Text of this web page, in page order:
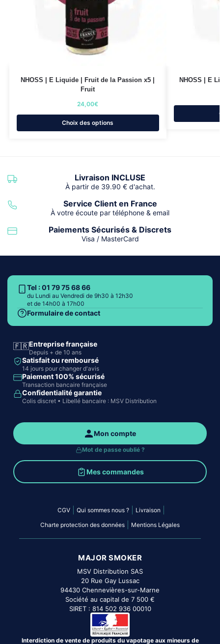
NHOSS | E Liquide | Fruit de la Passion x5 |
Fruit
24,00€
Choix des options
NHOSS | E
Livraison INCLUSE
À partir de 39.90 € d'achat.
Service Client en France
À votre écoute par téléphone & email
Paiements Sécurisés & Discrets
Visa / MasterCard
Tel : 01 79 75 68 66
du Lundi au Vendredi de 9h30 à 12h30
et de 14h00 à 17h00
Formulaire de contact
🇫🇷Entreprise française
Depuis + de 10 ans
Satisfait ou remboursé
14 jours pour changer d'avis
Paiement 100% sécurisé
Transaction bancaire française
Confidentialité garantie
Colis discret • Libellé bancaire : MSV Distribution
Mon compte
Mot de passe oublié ?
Mes commandes
CGV Qui sommes nous ? Livraison
Charte protection des données Mentions Légales
MAJOR SMOKER
MSV Distribution SAS
20 Rue Gay Lussac
94430 Chennevières-sur-Marne
Société au capital de 7 500 €
SIRET : 814 502 936 00010
Interdiction de vente de produits du vapotage aux mineurs de